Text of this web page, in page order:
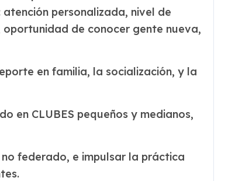
personalizada, nivel de
de conocer gente nueva,
en familia, la socialización, y la
en CLUBES pequeños y medianos,
federado, e impulsar la práctica